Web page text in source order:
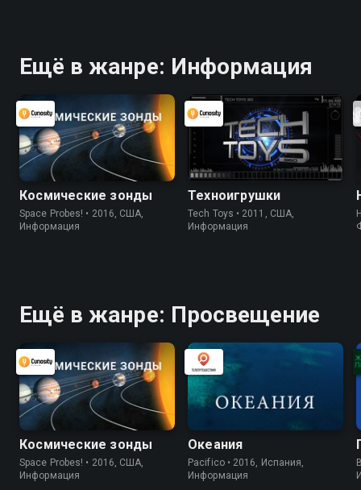
Ещё в жанре: Информация
Космические зонды
Space Probes! • 2016, США,
Информация
Техноигрушки
Tech Toys • 2011, США,
Информация
Ещё в жанре: Просвещение
Космические зонды
Space Probes! • 2016, США,
Информация
Океания
Pacifico • 2016, Испания,
Информация